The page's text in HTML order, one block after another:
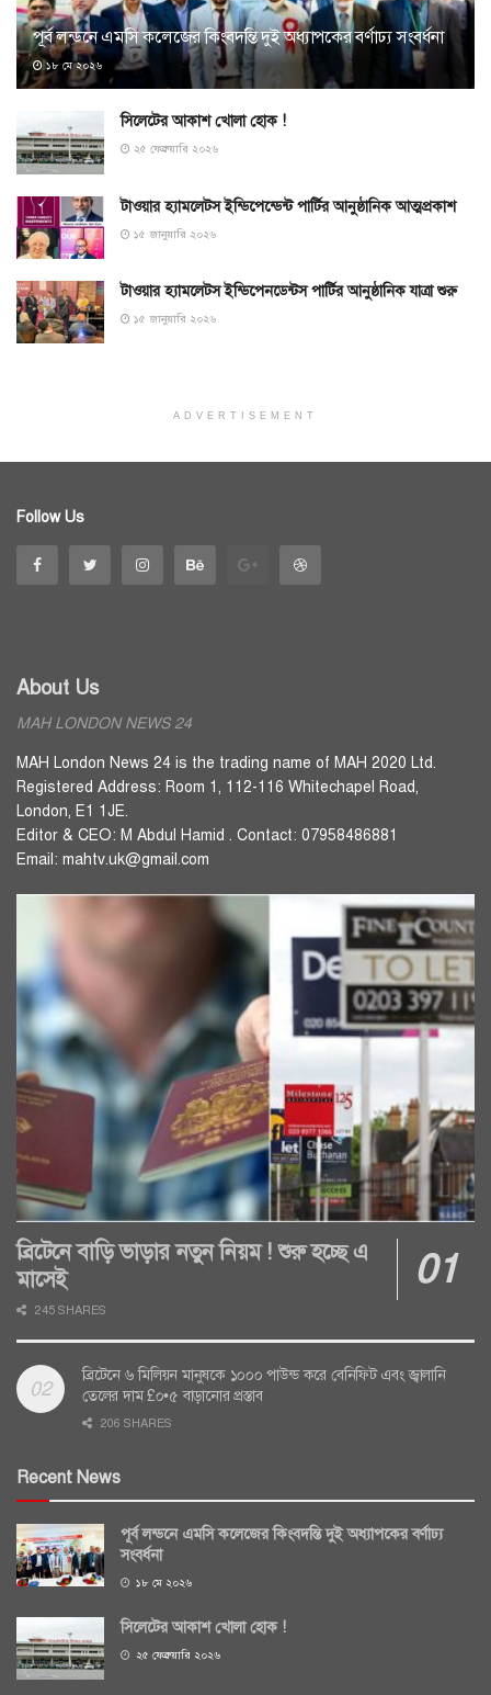
পূর্ব লন্ডনে এমসি কলেজের কিংবদন্তি দুই অধ্যাপকের বর্ণাঢ্য সংবর্ধনা
১৮ মে ২০২৬
সিলেটের আকাশ খোলা হোক !
২৫ ফেব্রুয়ারি ২০২৬
টাওয়ার হ্যামলেটস ইন্ডিপেন্ডেন্ট পার্টির আনুষ্ঠানিক আত্মপ্রকাশ
১৫ জানুয়ারি ২০২৬
টাওয়ার হ্যামলেটস ইন্ডিপেনডেন্টস পার্টির আনুষ্ঠানিক যাত্রা শুরু
১৫ জানুয়ারি ২০২৬
ADVERTISEMENT
Follow Us
About Us
MAH LONDON NEWS 24
MAH London News 24 is the trading name of MAH 2020 Ltd.
Registered Address: Room 1, 112-116 Whitechapel Road,
London, E1 1JE.
Editor & CEO: M Abdul Hamid . Contact: 07958486881
Email: mahtv.uk@gmail.com
ব্রিটেনে বাড়ি ভাড়ার নতুন নিয়ম ! শুরু হচ্ছে এ
মাসেই
245 SHARES
ব্রিটেনে ৬ মিলিয়ন মানুষকে ১০০০ পাউন্ড করে বেনিফিট এবং জ্বালানি
তেলের দাম £০•৫ বাড়ানোর প্রস্তাব
206 SHARES
Recent News
পূর্ব লন্ডনে এমসি কলেজের কিংবদন্তি দুই অধ্যাপকের বর্ণাঢ্য
সংবর্ধনা
১৮ মে ২০২৬
সিলেটের আকাশ খোলা হোক !
২৫ ফেব্রুয়ারি ২০২৬